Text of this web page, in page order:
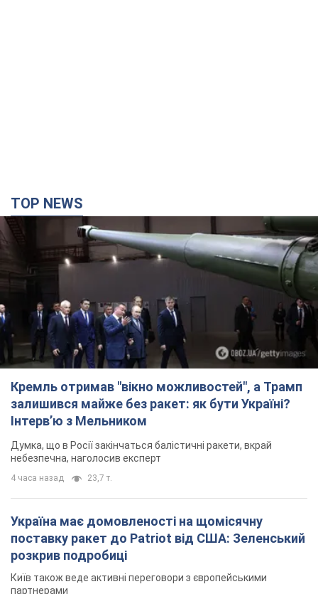
TOP NEWS
Кремль отримав "вікно можливостей", а Трамп
залишився майже без ракет: як бути Україні?
Інтерв’ю з Мельником
Думка, що в Росії закінчаться балістичні ракети, вкрай
небезпечна, наголосив експерт
4 часа назад 23,7 т.
Україна має домовленості на щомісячну
поставку ракет до Patriot від США: Зеленський
розкрив подробиці
Київ також веде активні переговори з європейськими
партнерами